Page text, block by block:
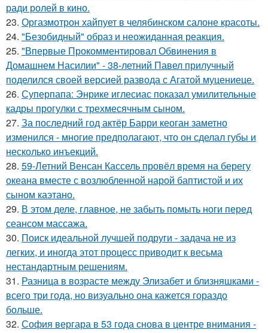
ради ролей в кино.
23. Оргазмотрон хайпует в челябинском салоне красоты.
24. "Безобидный" образ и неожиданная реакция.
25. "Впервые Прокомментировал Обвинения в
Домашнем Насилии" - 38-летний Павел прилучный
поделился своей версией развода с Агатой муцениеце.
26. Суперпапа: Энрике иглесиас показал умилительные
кадры прогулки с трехмесячным сыном.
27. За последний год актёр Барри кеоган заметно
изменился - многие предполагают, что он сделал губы и
несколько инъекций.
28. 59-Летний Венсан Кассель провёл время на берегу
океана вместе с возлюбленной нарой баптистой и их
сыном каэтано.
29. В этом деле, главное, не забыть помыть ноги перед
сеансом массажа.
30. Поиск идеальной лучшей подруги - задача не из
легких, и иногда этот процесс приводит к весьма
нестандартным решениям.
31. Разница в возрасте между Элизабет и близняшками -
всего три года, но визуально она кажется гораздо
больше.
32. София вергара в 53 года снова в центре внимания -